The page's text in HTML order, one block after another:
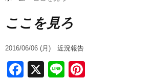
ここを見ろ
2016/06/06 (月) 近況報告
Facebook
X Line